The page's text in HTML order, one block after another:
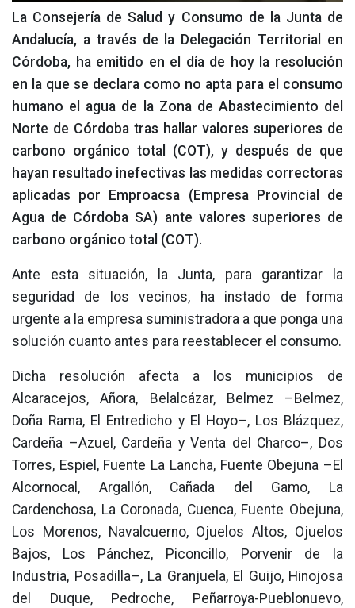
La Consejería de Salud y Consumo de la Junta de
Andalucía, a través de la Delegación Territorial en
Córdoba, ha emitido en el día de hoy la resolución
en la que se declara como no apta para el consumo
humano el agua de la Zona de Abastecimiento del
Norte de Córdoba tras hallar valores superiores de
carbono orgánico total (COT), y después de que
hayan resultado inefectivas las medidas correctoras
aplicadas por Emproacsa (Empresa Provincial de
Agua de Córdoba SA) ante valores superiores de
carbono orgánico total (COT).
Ante esta situación, la Junta, para garantizar la
seguridad de los vecinos, ha instado de forma
urgente a la empresa suministradora a que ponga una
solución cuanto antes para reestablecer el consumo.
Dicha resolución afecta a los municipios de
Alcaracejos, Añora, Belalcázar, Belmez –Belmez,
Doña Rama, El Entredicho y El Hoyo–, Los Blázquez,
Cardeña –Azuel, Cardeña y Venta del Charco–, Dos
Torres, Espiel, Fuente La Lancha, Fuente Obejuna –El
Alcornocal, Argallón, Cañada del Gamo, La
Cardenchosa, La Coronada, Cuenca, Fuente Obejuna,
Los Morenos, Navalcuerno, Ojuelos Altos, Ojuelos
Bajos, Los Pánchez, Piconcillo, Porvenir de la
Industria, Posadilla–, La Granjuela, El Guijo, Hinojosa
del Duque, Pedroche, Peñarroya-Pueblonuevo,